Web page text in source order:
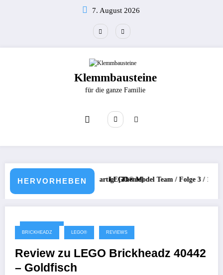
7. August 2026
Klemmbausteine
für die ganze Familie
HERVORHEBEN
und mehr / Einfach großartig! [Theme]LEGO® Model Team / Folge 3 / 1997 –
12. Mai 2021
BRICKHEADZ LEGO® REVIEWS
Review zu LEGO Brickheadz 40442
– Goldfisch